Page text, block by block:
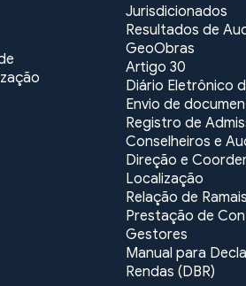
Jurisdicionados
Resultados de
GeoObras
Artigo 30
Diário Eletrônico
Envio de
Registro de
Conselheiros e
Direção e
Localização
Relação de Ramais
Prestação de
Gestores
Manual para
Rendas (DBR)